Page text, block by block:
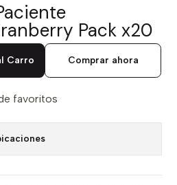
Pack x20
Carro Comprar ahora
favoritos